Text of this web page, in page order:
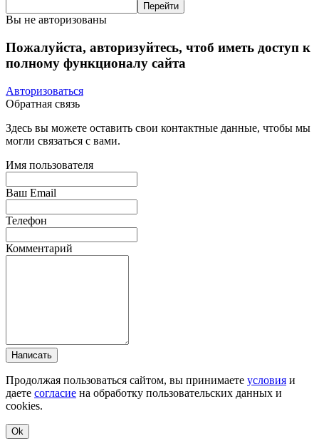
Вы не авторизованы
Пожалуйста, авторизуйтесь, чтоб иметь доступ к
полному функционалу сайта
Авторизоваться
Обратная связь
Здесь вы можете оставить свои контактные данные, чтобы мы
могли связаться с вами.
Имя пользователя
Ваш Email
Телефон
Комментарий
Написать
Продолжая пользоваться сайтом, вы принимаете условия и
даете согласие на обработку пользовательских данных и
cookies.
Ok